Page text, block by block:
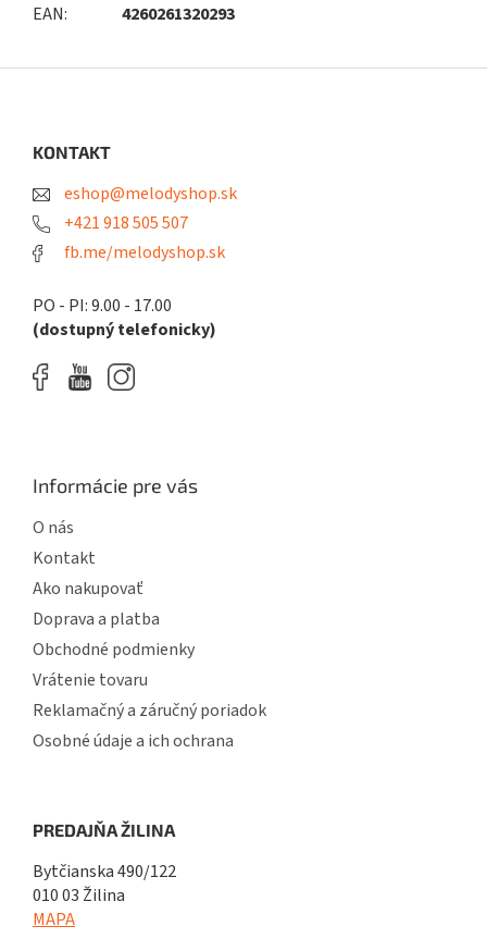
EAN: 4260261320293
KONTAKT
eshop@melodyshop.sk
+421 918 505 507
fb.me/melodyshop.sk
PO - PI: 9.00 - 17.00
(dostupný telefonicky)
Informácie pre vás
O nás
Kontakt
Ako nakupovať
Doprava a platba
Obchodné podmienky
Vrátenie tovaru
Reklamačný a záručný poriadok
Osobné údaje a ich ochrana
PREDAJŇA ŽILINA
Bytčianska 490/122
010 03 Žilina
MAPA